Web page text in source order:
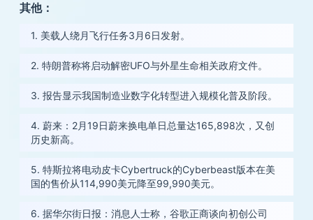
其他：
1. 美载人绕月飞行任务3月6日发射。
2. 特朗普称将启动解密UFO与外星生命相关政府文件。
3. 报告显示我国制造业数字化转型进入规模化普及阶段。
4. 蔚来：2月19日蔚来换电单日总量达165,898次，又创
历史新高。
5. 特斯拉将电动皮卡Cybertruck的Cyberbeast版本在美
国的售价从114,990美元降至99,990美元。
6. 据华尔街日报：消息人士称，谷歌正商谈向初创公司